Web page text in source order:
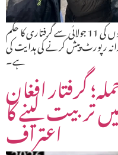
وزارت داخلہ نے غیر قانونی افغان شہریوں کی 11 جولائی سے گرفتاری کا حکم
رپورٹ پیش کرنے کی ہدایت کی
ہے۔
گرفتار افغان
تربیت لینے کا
اعتراف